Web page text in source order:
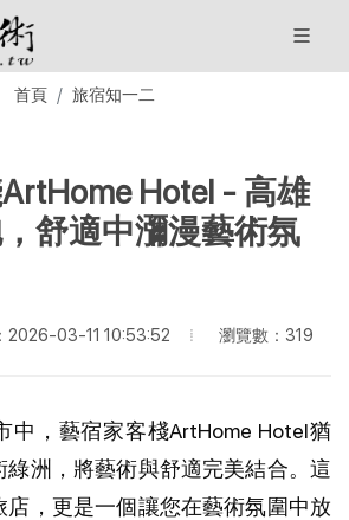
首頁 旅宿知一二
Hotel - 高雄
舒適中瀰漫藝術氛
2026-03-11 10:53:52 瀏覽數：319
中，藝宿家客棧ArtHome Hotel猶
綠洲，將藝術與舒適完美結合。這
店，更是一個讓您在藝術氛圍中放